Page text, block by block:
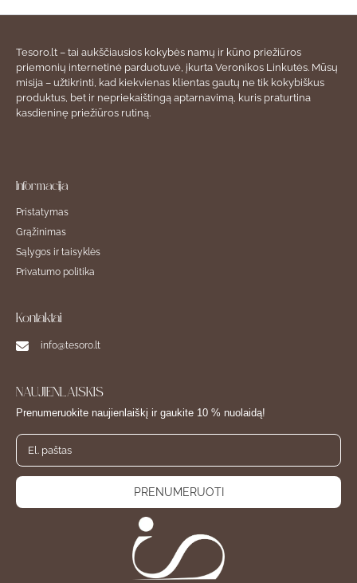
Tesoro.lt – tai aukščiausios kokybės namų ir kūno priežiūros
priemonių internetinė parduotuvė, įkurta Veronikos Linkutės. Mūsų
misija – užtikrinti, kad kiekvienas klientas gautų ne tik kokybiškus
produktus, bet ir nepriekaištingą aptarnavimą, kuris praturtina
kasdieninę priežiūros rutiną.
Informacija
Pristatymas
Grąžinimas
Sąlygos ir taisyklės
Privatumo politika
Kontaktai
info@tesoro.lt
NAUJIENLAIŠKIS
Prenumeruokite naujienlaiškį ir gaukite 10 % nuolaidą!
PRENUMERUOTI